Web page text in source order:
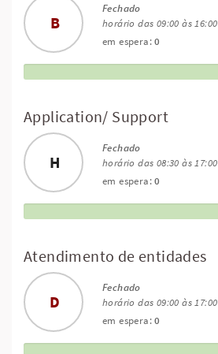
B
Fechado
horário das 09:00 às 16:00
em espera:0
Application/ Support
H
Fechado
horário das 08:30 às 17:00
em espera:0
Atendimento de entidades
D
Fechado
horário das 09:00 às 17:00
em espera:0